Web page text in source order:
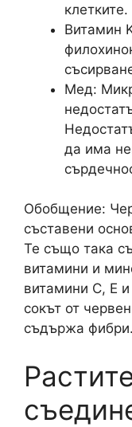
клетките.
Витамин
Мед:
да има
Обобщение:
съставени
Те също така
витамини и
витамини C, E
сокът от
съдържа фибри.